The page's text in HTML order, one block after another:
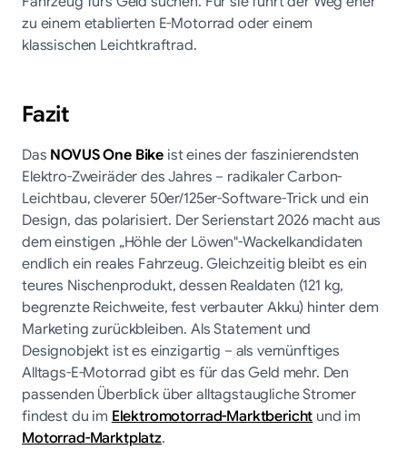
zu einem etablierten E-Motorrad oder einem
klassischen Leichtkraftrad.
Fazit
DasNOVUS One Bikeist eines der faszinierendsten
Elektro-Zweiräder des Jahres – radikaler Carbon-
Leichtbau, cleverer 50er/125er-Software-Trick und ein
Design, das polarisiert. Der Serienstart 2026 macht aus
dem einstigen „Höhle der Löwen"-Wackelkandidaten
endlich ein reales Fahrzeug. Gleichzeitig bleibt es ein
teures Nischenprodukt, dessen Realdaten (121 kg,
begrenzte Reichweite, fest verbauter Akku) hinter dem
Marketing zurückbleiben. Als Statement und
Designobjekt ist es einzigartig – als vernünftiges
Alltags-E-Motorrad gibt es für das Geld mehr. Den
passenden Überblick über alltagstaugliche Stromer
findest du imElektromotorrad-Marktberichtund im
Motorrad-Marktplatz.